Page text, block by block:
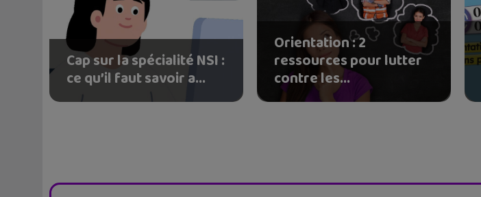
Cap sur la spécialité NSI :
ce qu’il faut savoir a...
Orientation : 2
ressources pour lutter
contre les...